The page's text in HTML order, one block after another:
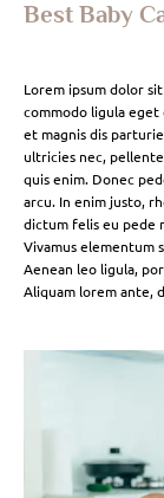
Best Baby
Lorem ipsum dolor
commodo ligula eget
et magnis dis
ultricies nec,
quis enim. Donec
arcu. In enim justo,
dictum felis eu pede
Vivamus elementum
Aenean leo ligula,
Aliquam lorem ante,